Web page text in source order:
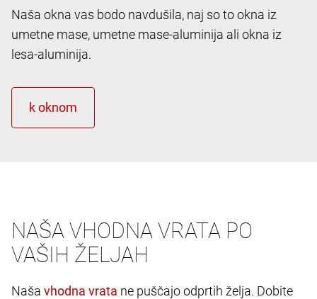
Naša okna vas bodo navdušila, naj so to okna iz
umetne mase, umetne mase-aluminija ali okna iz
lesa-aluminija.
NAŠA VHODNA VRATA PO
VAŠIH ŽELJAH
Naša
ne puščajo odprtih želja. Dobite